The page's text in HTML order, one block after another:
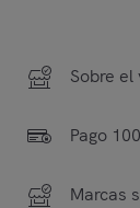
Sobre
Pago
Marcas